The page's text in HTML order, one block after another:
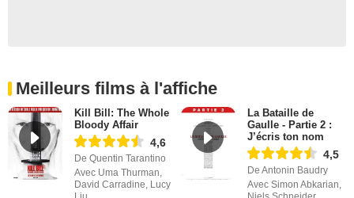
Meilleurs films à l'affiche
Kill Bill: The Whole
Bloody Affair
4,6
De Quentin Tarantino
Avec Uma Thurman,
David Carradine, Lucy
La Bataille de
Gaulle - Partie 2 :
J’écris ton nom
4,5
De Antonin Baudry
Avec Simon Abkarian,